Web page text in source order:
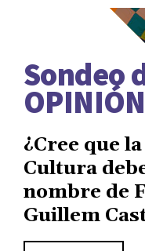
Sondeo
OPINIÓN
¿Cree que
Cultura
nombre de
Guillem